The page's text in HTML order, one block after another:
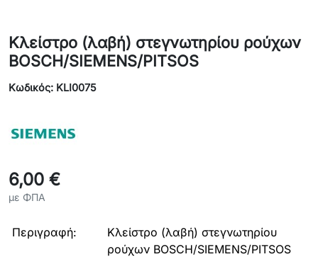
Κλείστρο (λαβή) στεγνωτηρίου ρούχων
BOSCH/SIEMENS/PITSOS
Κωδικός: KLI0075
6,00 €
με ΦΠΑ
Περιγραφή:
Κλείστρο (λαβή) στεγνωτηρίου
ρούχων BOSCH/SIEMENS/PITSOS